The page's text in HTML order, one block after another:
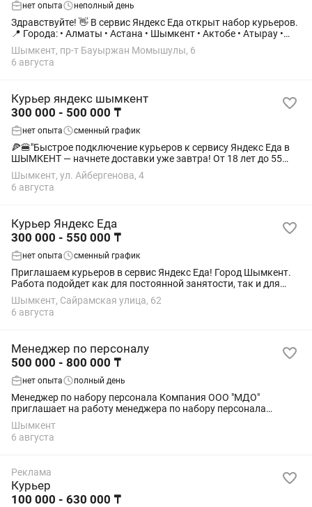
нет опыта неполный день
Здравствуйте! 👋 В сервис Яндекс Еда открыт набор курьеров.
📍 Города: • Алматы • Астана • Шымкент • Актобе • Атырау •
Актау • Костанай • Караганда • Павлодар 🚶♂️ Доступный
транспорт: пешком,...
Шымкент, пр-т Бауыржан Момышулы, 6
6 августа
Курьер яндекс шымкент
300 000 - 500 000 ₸
нет опыта сменный график
🍕🍔"Быстрое подключение курьеров к сервису Яндекс Еда в
ШЫМКЕНТ — начнете доставки уже завтра! От 18 лет до 55
лет. 💰Средний доход курьера: 👣Пешком: 11 000 тг / день или
325 000 тг / месяц 🚘На...
Шымкент, ул. Айбергенова, 4
6 августа
Курьер Яндекс Еда
300 000 - 550 000 ₸
нет опыта сменный график
Приглашаем курьеров в сервис Яндекс Еда! Город Шымкент.
Работа подойдет как для постоянной занятости, так и для
подработки. 💰 Зарплата 🚲 Велокурьер — от 300 000 до 300
000 тг/мес 🏍 Мотокурьер —...
Шымкент, Сайрамская улица, 62
6 августа
Менеджер по персоналу
500 000 - 800 000 ₸
нет опыта полный день
Менеджер по набору персонала Компания ООО "МДО"
приглашает на работу менеджера по набору персонала
Условия работы – График гибкий – Еженедельные выплаты –
Бесплатное обучение – Поддержка...
Шымкент
6 августа
Реклама
Курьер
100 000 - 630 000 ₸